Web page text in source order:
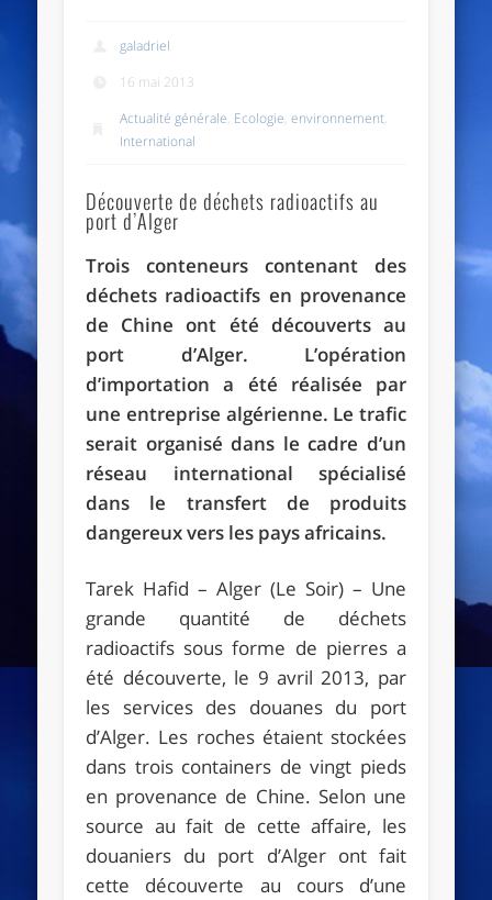
galadriel
16 mai 2013
Actualité générale, Ecologie,environnement,
International
Découverte de déchets radioactifs au
port d’Alger
Trois conteneurs contenant des
déchets radioactifs en provenance
de Chine ont été découverts au
port d’Alger. L’opération
d’importation a été réalisée par
une entreprise algérienne. Le trafic
serait organisé dans le cadre d’un
réseau international spécialisé
dans le transfert de produits
dangereux vers les pays africains.
Tarek Hafid – Alger (Le Soir) – Une
grande quantité de déchets
radioactifs sous forme de pierres a
été découverte, le 9 avril 2013, par
les services des douanes du port
d’Alger. Les roches étaient stockées
dans trois containers de vingt pieds
en provenance de Chine. Selon une
source au fait de cette affaire, les
douaniers du port d’Alger ont fait
cette découverte au cours d’une